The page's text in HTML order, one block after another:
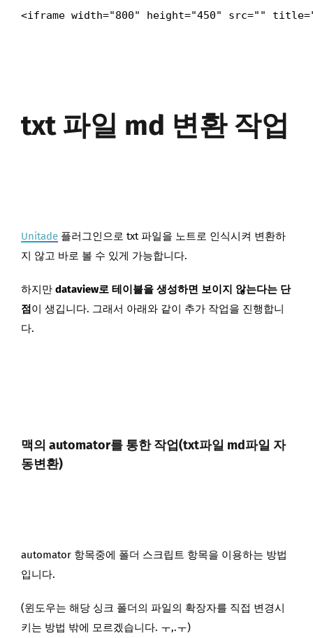
txt 파일 md 변환 작업
Unitade 플러그인으로 txt 파일을 노트로 인식시켜 변환하
지 않고 바로 볼 수 있게 가능합니다.
하지만 dataview로 테이블을 생성하면 보이지 않는다는 단
점이 생깁니다. 그래서 아래와 같이 추가 작업을 진행합니
다.
맥의 automator를 통한 작업(txt파일 md파일 자
동변환)
automator 항목중에 폴더 스크립트 항목을 이용하는 방법
입니다.
(윈도우는 해당 싱크 폴더의 파일의 확장자를 직접 변경시
키는 방법 밖에 모르겠습니다. ㅜ,.ㅜ)